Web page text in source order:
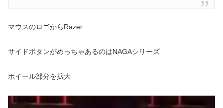
マウスのロゴからRazer
サイドボタンがめっちゃあるのはNAGAシリーズ
ホイール部分を拡大